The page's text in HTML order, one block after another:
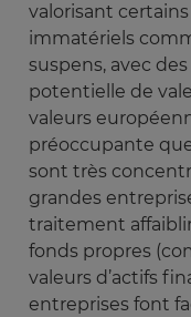
valorisant
immatériels
suspens, avec
potentielle de
valeurs
préoccupante
sont très
grandes
traitement
fonds propres
valeurs d’actifs
entreprises font